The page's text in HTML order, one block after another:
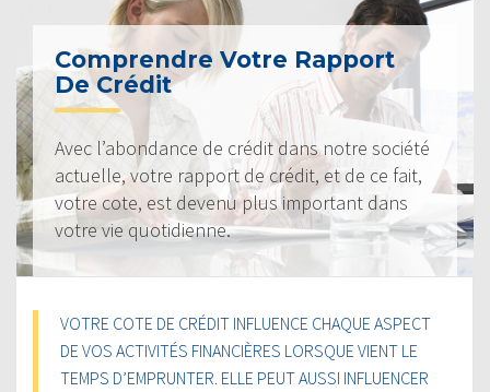
Comprendre Votre Rapport
De Crédit
Avec l’abondance de crédit dans notre société
actuelle, votre rapport de crédit, et de ce fait,
votre cote, est devenu plus important dans
votre vie quotidienne.
VOTRE COTE DE CRÉDIT INFLUENCE CHAQUE ASPECT
DE VOS ACTIVITÉS FINANCIÈRES LORSQUE VIENT LE
TEMPS D’EMPRUNTER. ELLE PEUT AUSSI INFLUENCER